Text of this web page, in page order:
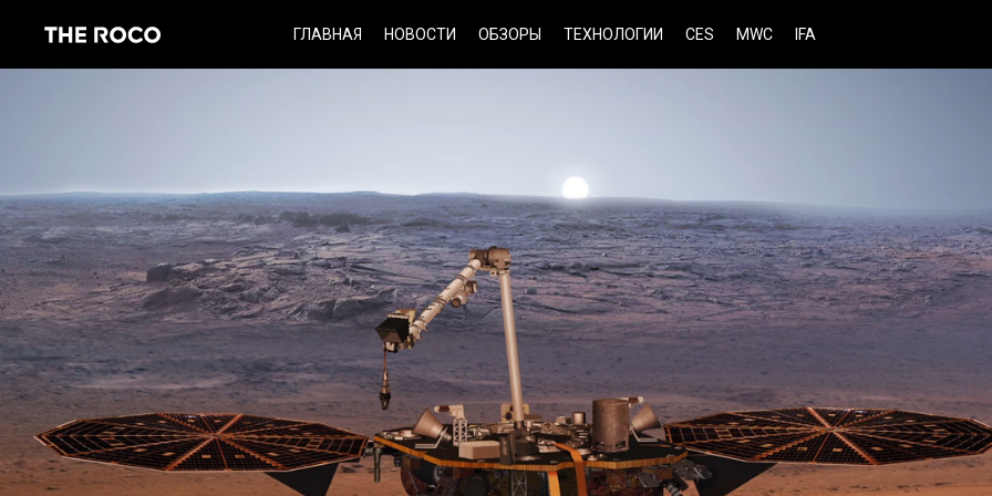
content
ГЛАВНАЯ НОВОСТИ ОБЗОРЫ ТЕХНОЛОГИИ CES MWC IFA